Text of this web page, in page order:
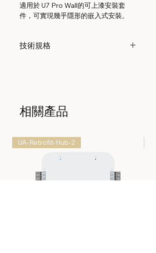
適用於 U7 Pro Wall的可上漆安裝套
件，可實現幾乎隱形的嵌入式安裝。
技術規格
重量
外殼
材料
聚碳酸酯
相關產品
UA-Retrofit-Hub-2